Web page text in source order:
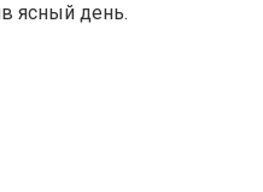
ясный день.